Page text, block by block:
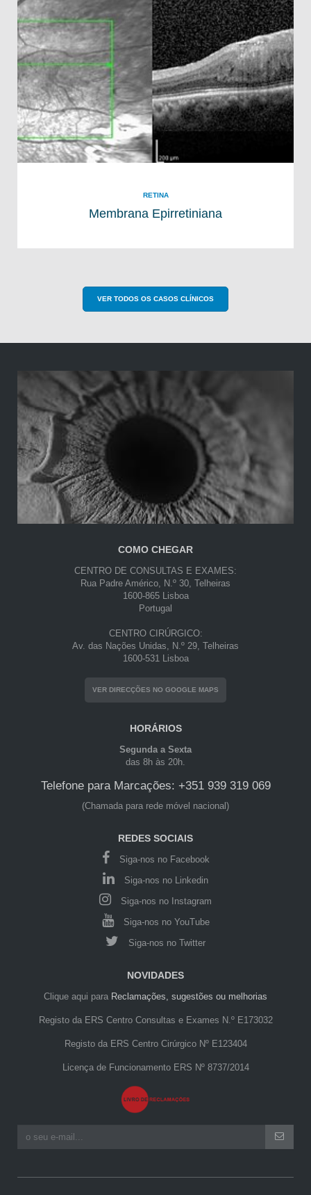
RETINA
Membrana Epirretiniana
VER TODOS OS CASOS CLÍNICOS
COMO CHEGAR
CENTRO DE CONSULTAS E EXAMES:
Rua Padre Américo, N.º 30, Telheiras
1600-865 Lisboa
Portugal
CENTRO CIRÚRGICO:
Av. das Nações Unidas, N.º 29, Telheiras
1600-531 Lisboa
VER DIRECÇÕES NO GOOGLE MAPS
HORÁRIOS
Segunda a Sexta
das 8h às 20h.
Telefone para Marcações: +351 939 319 069
(Chamada para rede móvel nacional)
REDES SOCIAIS
Siga-nos no Facebook
Siga-nos no Linkedin
Siga-nos no Instagram
Siga-nos no YouTube
Siga-nos no Twitter
NOVIDADES
Clique aqui para Reclamações, sugestões ou melhorias
Registo da ERS Centro Consultas e Exames N.º E173032
Registo da ERS Centro Cirúrgico Nº E123404
Licença de Funcionamento ERS Nº 8737/2014